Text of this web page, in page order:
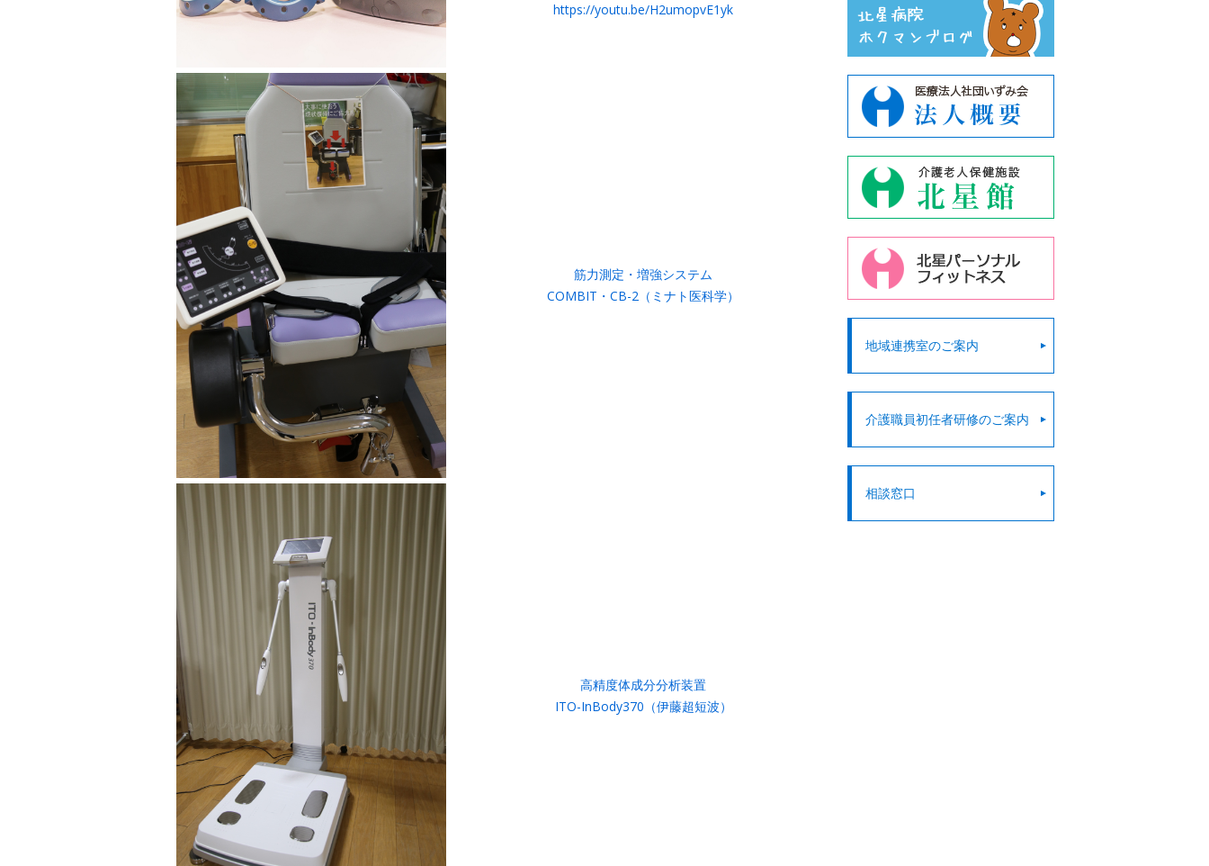
https://youtu.be/H2umopvE1yk
筋力測定・増強システム
COMBIT・CB-2（ミナト医科学）
高精度体成分分析装置
ITO-InBody370（伊藤超短波）
地域連携室のご案内
介護職員初任者研修のご案内
相談窓口